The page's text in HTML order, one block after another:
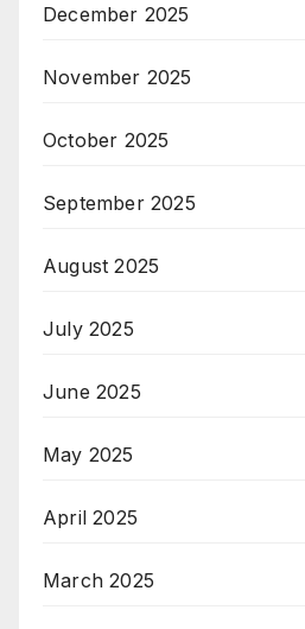
December 2025
November 2025
October 2025
September 2025
August 2025
July 2025
June 2025
May 2025
April 2025
March 2025